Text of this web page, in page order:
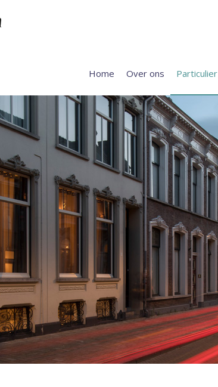
Home Over ons Particulier